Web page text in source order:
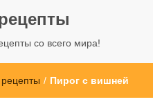
со всего мира!
/ Пирог с вишней